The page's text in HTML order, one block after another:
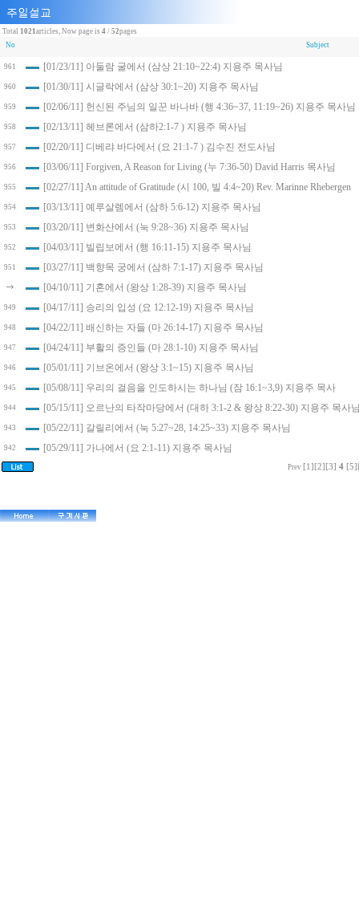
Total 1021articles, Now page is 4 / 52pages
No
Subject
961 [01/23/11] 아둘람 굴에서 (삼상 21:10~22:4) 지용주 목사님
960 [01/30/11] 시글락에서 (삼상 30:1~20) 지용주 목사님
959 [02/06/11] 헌신된 주님의 일꾼 바나바 (행 4:36~37, 11:19~26) 지용주 목사님
958 [02/13/11] 헤브론에서 (삼하2:1-7 ) 지용주 목사님
957 [02/20/11] 디베랴 바다에서 (요 21:1-7 ) 김수진 전도사님
956 [03/06/11] Forgiven, A Reason for Living (누 7:36-50) David Harris 목사님
955 [02/27/11] An attitude of Gratitude (시 100, 빌 4:4~20) Rev. Marinne Rhebergen
954 [03/13/11] 예루살렘에서 (삼하 5:6-12) 지용주 목사님
953 [03/20/11] 변화산에서 (눅 9:28~36) 지용주 목사님
952 [04/03/11] 빌립보에서 (행 16:11-15) 지용주 목사님
951
[03/27/11] 백향목 궁에서 (삼하 7:1-17) 지용주 목사님
[04/10/11] 기혼에서 (왕상 1:28-39) 지용주 목사님
949 [04/17/11] 승리의 입성 (요 12:12-19) 지용주 목사님
948 [04/22/11] 배신하는 자들 (마 26:14-17) 지용주 목사님
947 [04/24/11] 부활의 증인들 (마 28:1-10) 지용주 목사님
946 [05/01/11] 기브온에서 (왕상 3:1~15) 지용주 목사님
945 [05/08/11] 우리의 걸음을 인도하시는 하나님 (잠 16:1~3,9) 지용주 목사
944 [05/15/11] 오르난의 타작마당에서 (대하 3:1-2 & 왕상 8:22-30) 지용주 목사
943 [05/22/11] 갈릴리에서 (눅 5:27~28, 14:25~33) 지용주 목사님
942 [05/29/11] 가나에서 (요 2:1-11) 지용주 목사님
Prev [1] [2] [3] 4 [5]